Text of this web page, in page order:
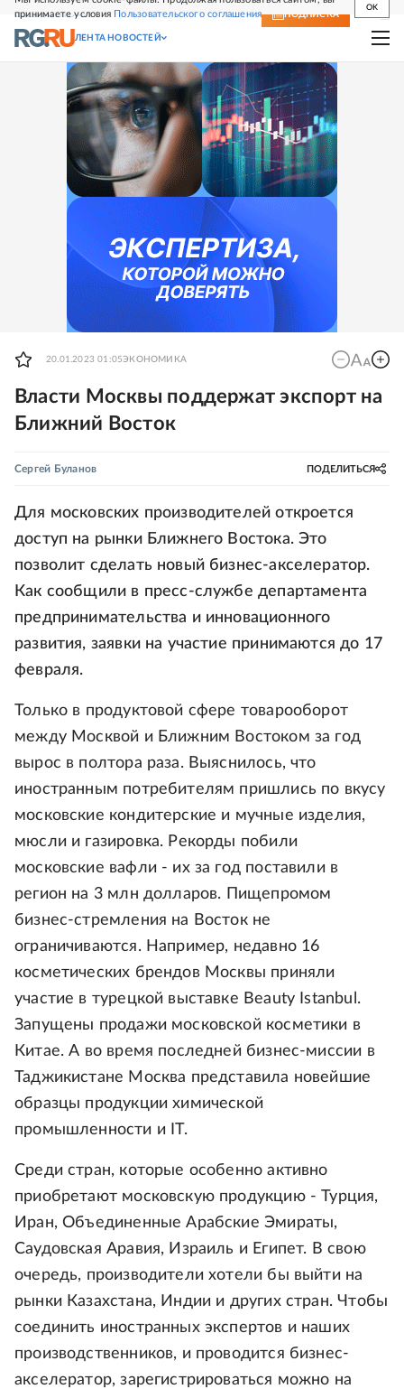
принимаете условия Пользовательского соглашения
OK
СВЕЖИЙ НОМЕР ПОДПИСКА
ЛЕНТА НОВОСТЕЙ
20.01.2023 01:05ЭКОНОМИКА
Власти Москвы поддержат экспорт на
Ближний Восток
Сергей Буланов ПОДЕЛИТЬСЯ
Для московских производителей откроется
доступ на рынки Ближнего Востока. Это
позволит сделать новый бизнес-акселератор.
Как сообщили в пресс-службе департамента
предпринимательства и инновационного
развития, заявки на участие принимаются до 17
февраля.
Только в продуктовой сфере товарооборот
между Москвой и Ближним Востоком за год
вырос в полтора раза. Выяснилось, что
иностранным потребителям пришлись по вкусу
московские кондитерские и мучные изделия,
мюсли и газировка. Рекорды побили
московские вафли - их за год поставили в
регион на 3 млн долларов. Пищепромом
бизнес-стремления на Восток не
ограничиваются. Например, недавно 16
косметических брендов Москвы приняли
участие в турецкой выставке Beauty Istanbul.
Запущены продажи московской косметики в
Китае. А во время последней бизнес-миссии в
Таджикистане Москва представила новейшие
образцы продукции химической
промышленности и IT.
Среди стран, которые особенно активно
приобретают московскую продукцию - Турция,
Иран, Объединенные Арабские Эмираты,
Саудовская Аравия, Израиль и Египет. В свою
очередь, производители хотели бы выйти на
рынки Казахстана, Индии и других стран. Чтобы
соединить иностранных экспертов и наших
производственников, и проводится бизнес-
акселератор, зарегистрироваться можно на